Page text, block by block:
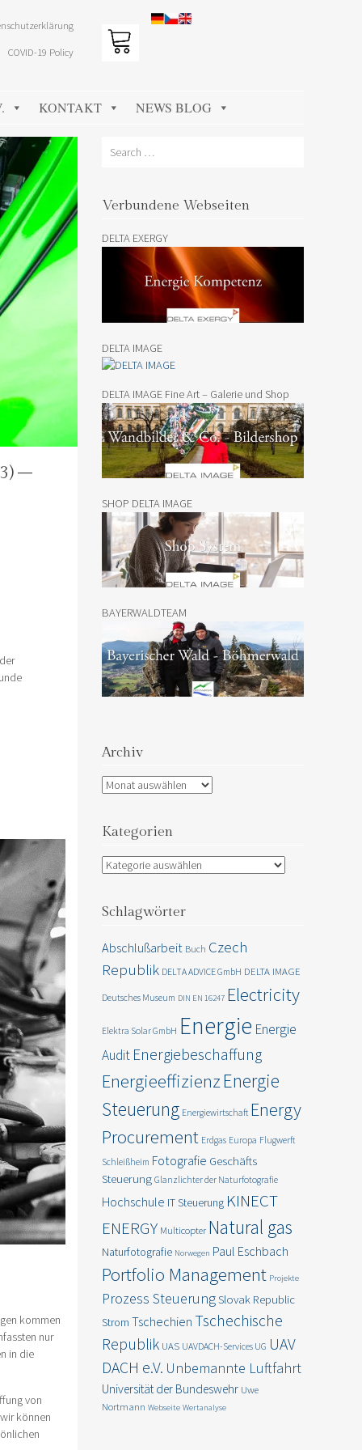
COVID-19 Policy
KONTAKT NEWS BLOG
–
kommen
nur
in die
von
können
Verbundene Webseiten
DELTA EXERGY
DELTA IMAGE
DELTA IMAGE Fine Art – Galerie und Shop
SHOP DELTA IMAGE
BAYERWALDTEAM
Archiv
Archiv
Kategorien
Kategorien
Schlagwörter
Abschlußarbeit Buch Czech
Republik DELTA ADVICE GmbH DELTA IMAGE
Deutsches Museum DIN EN 16247 Electricity
Elektra Solar GmbH Energie Energie
Audit Energiebeschaffung
EnergieeffizienzEnergie
Steuerung Energiewirtschaft Energy
Procurement Erdgas Europa Flugwerft
Schleißheim Fotografie Geschäfts
Steuerung Glanzlichter der Naturfotografie
Hochschule IT Steuerung KINECT
ENERGY Multicopter Natural gas
Naturfotografie Norwegen Paul Eschbach
Portfolio Management Projekte
Prozess SteuerungSlovak Republic
Strom Tschechien Tschechische
Republik UAS UAVDACH-Services UG UAV
DACH e.V. Unbemannte Luftfahrt
Universität der Bundeswehr Uwe
Nortmann Webseite Wertanalyse